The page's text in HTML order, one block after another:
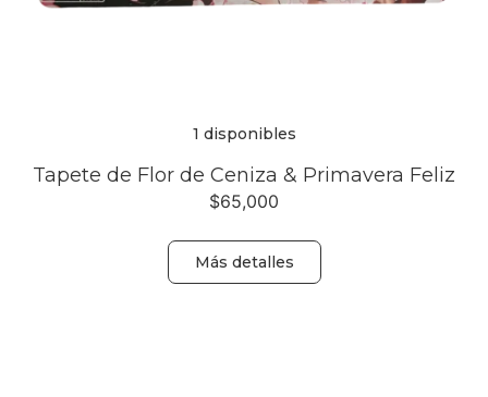
1 disponibles
Tapete de Flor de Ceniza & Primavera Feliz
$65,000
Más detalles